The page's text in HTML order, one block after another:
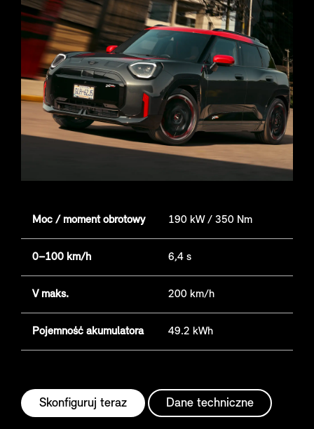
Moc / moment obrotowy 190 kW / 350 Nm
0–100 km/h 6,4 s
V maks. 200 km/h
Pojemność akumulatora 49.2 kWh
Skonfiguruj teraz Dane techniczne